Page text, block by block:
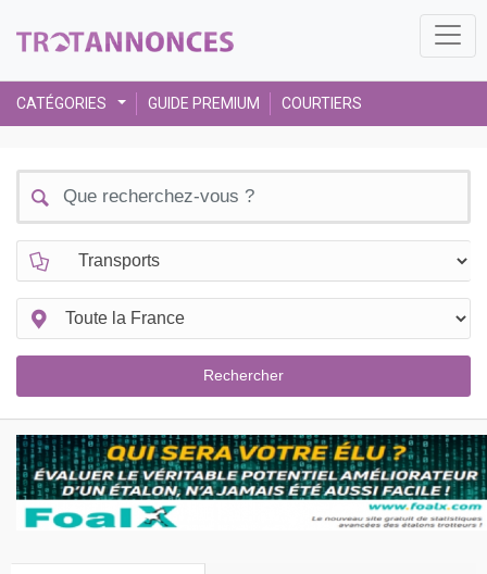
CATÉGORIES GUIDE PREMIUM COURTIERS